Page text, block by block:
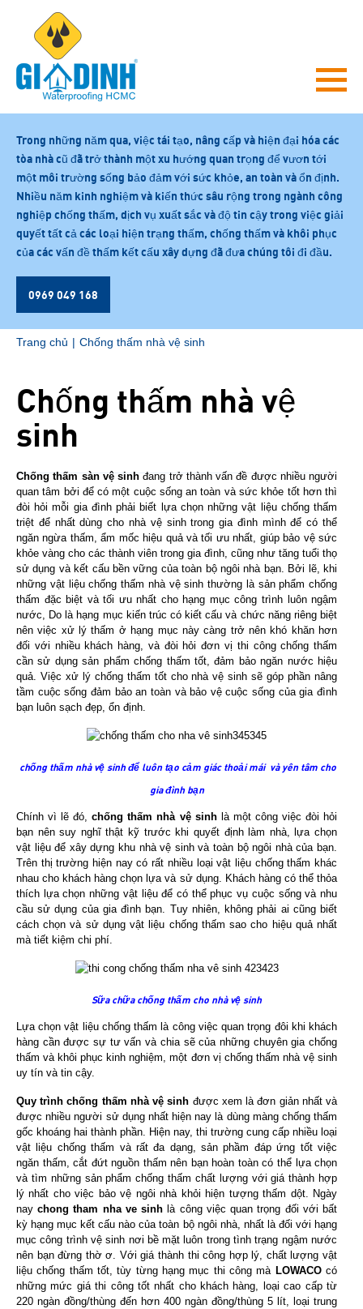
0969049168
Mạng Tháng Tám, Phường Bến Thành, Quận 1, TP. Hồ Chí Minh
Trong những năm qua, việc tái tạo, nâng cấp và hiện đại hóa các
tòa nhà cũ đã trở thành một xu hướng quan trọng để vươn tới
một môi trường sống bảo đảm với sức khỏe, an toàn và ổn định.
Nhiều năm kinh nghiệm và kiến thức sâu rộng trong ngành công
nghiệp chống thấm, dịch vụ xuất sắc và độ tin cậy trong việc giải
quyết tất cả các loại hiện trạng thấm, chống thấm và khôi phục
của các vấn đề thấm kết cấu xây dựng đã đưa chúng tôi đi đầu.
0969 049 168
Trang chủ | Chống thấm nhà vệ sinh
Chống thấm nhà vệ
sinh
Chống thấm sàn vệ sinhđang trở thành vấn đề được nhiều người
quan tâm bởi để có một cuộc sống an toàn và sức khỏe tốt hơn thì
đòi hỏi mỗi gia đình phải biết lựa chọn những vật liệu chống thấm
triệt để nhất dùng cho nhà vệ sinh trong gia đình mình để có thể
ngăn ngừa thấm, ẩm mốc hiệu quả và tối ưu nhất, giúp bảo vệ sức
khỏe vàng cho các thành viên trong gia đình, cũng như tăng tuổi thọ
sử dụng và kết cấu bền vững của toàn bộ ngôi nhà bạn. Bởi lẽ, khi
những vật liệu chống thấm nhà vệ sinh thường là sản phẩm chống
thấm đặc biệt và tối ưu nhất cho hạng mục công trình luôn ngậm
nước, Do là hạng mục kiến trúc có kiết cấu và chức năng riêng biệt
nên việc xử lý thấm ở hạng mục này càng trở nên khó khăn hơn
đối với nhiều khách hàng, và đòi hỏi đơn vị thi công chống thấm
cần sử dụng sản phẩm chống thấm tốt, đảm bảo ngăn nước hiệu
quả. Việc xử lý chống thấm tốt cho nhà vệ sinh sẽ góp phần nâng
tầm cuộc sống đảm bảo an toàn và bảo vệ cuộc sống của gia đình
bạn luôn sạch đẹp, ổn định.
chống thấm nhà vệ sinh để luôn tạo cảm giác thoải mái và yên tâm cho
gia đình bạn
Chính vì lẽ đó,chống thấm nhà vệ sinh là một công việc đòi hỏi
bạn nên suy nghĩ thật kỹ trước khi quyết định làm nhà, lựa chọn
vật liệu để xây dựng khu nhà vệ sinh và toàn bộ ngôi nhà của bạn.
Trên thị trường hiện nay có rất nhiều loại vật liệu chống thấm khác
nhau cho khách hàng chọn lựa và sử dụng. Khách hàng có thể thỏa
thích lựa chọn những vật liệu để có thể phục vụ cuộc sống và nhu
cầu sử dụng của gia đình bạn. Tuy nhiên, không phải ai cũng biết
cách chọn và sử dụng vật liệu chống thấm sao cho hiệu quả nhất
mà tiết kiệm chi phí.
Sữa chữa chống thấm cho nhà vệ sinh
Lựa chọn vật liệu chống thấm là công việc quan trọng đôi khi khách
hàng cần được sự tư vấn và chia sẽ của những chuyên gia chống
thấm và khôi phục kinh nghiệm, một đơn vị chống thấm nhà vệ sinh
uy tín và tin cậy.
Quy trình chống thấm nhà vệ sinh được xem là đơn giản nhất và
được nhiều người sử dụng nhất hiện nay là dùng màng chống thấm
gốc khoáng hai thành phần. Hiện nay, thi trường cung cấp nhiều loại
vật liệu chống thấm và rất đa dạng, sản phầm đáp ứng tốt việc
ngăn thấm, cắt đứt nguồn thấm nên bạn hoàn toàn có thể lựa chọn
và tìm những sản phẩm chống thấm chất lượng với giá thành hợp
lý nhất cho việc bảo vệ ngôi nhà khỏi hiện tượng thấm dột. Ngày
naychong tham nha ve sinh là công việc quan trọng đối với bất
kỳ hạng mục kết cấu nào của toàn bộ ngôi nhà, nhất là đối với hạng
mục công trình vệ sinh nơi bề mặt luôn trong tình trạng ngậm nước
nên bạn đừng thờ ơ. Với giá thành thi công hợp lý, chất lượng vật
liệu chống thấm tốt, tùy từng hạng mục thi công mà LOWACOcó
những mức giá thi công tốt nhất cho khách hàng, loại cao cấp từ
220 ngàn đồng/thùng đến hơn 400 ngàn đồng/thùng 5 lít, loại trung